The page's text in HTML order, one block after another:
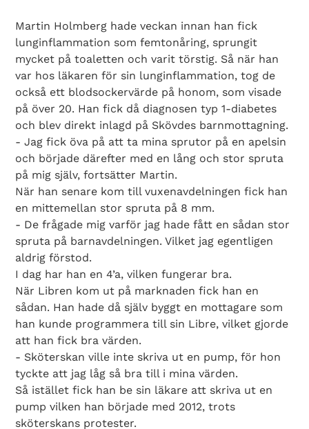
Martin Holmberg hade veckan innan han fick
lunginflammation som femtonåring, sprungit
mycket på toaletten och varit törstig. Så när han
var hos läkaren för sin lunginflammation, tog de
också ett blodsockervärde på honom, som visade
på över 20. Han fick då diagnosen typ 1-diabetes
och blev direkt inlagd på Skövdes barnmottagning.
- Jag fick öva på att ta mina sprutor på en apelsin
och började därefter med en lång och stor spruta
på mig själv, fortsätter Martin.
När han senare kom till vuxenavdelningen fick han
en mittemellan stor spruta på 8 mm.
- De frågade mig varför jag hade fått en sådan stor
spruta på barnavdelningen. Vilket jag egentligen
aldrig förstod.
I dag har han en 4’a, vilken fungerar bra.
När Libren kom ut på marknaden fick han en
sådan. Han hade då själv byggt en mottagare som
han kunde programmera till sin Libre, vilket gjorde
att han fick bra värden.
- Sköterskan ville inte skriva ut en pump, för hon
tyckte att jag låg så bra till i mina värden.
Så istället fick han be sin läkare att skriva ut en
pump vilken han började med 2012, trots
sköterskans protester.